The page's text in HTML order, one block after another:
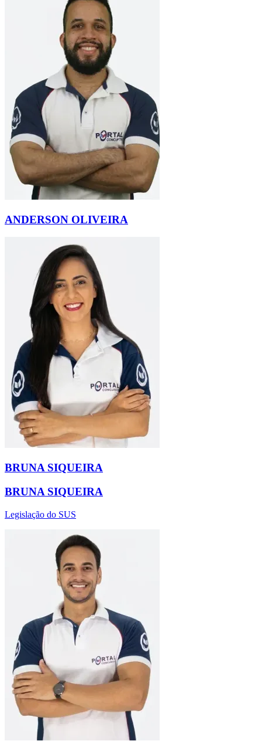
ANDERSON OLIVEIRA
BRUNA SIQUEIRA
BRUNA SIQUEIRA
Legislação do SUS